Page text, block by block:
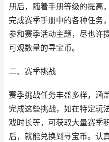
册后，随着手册等级的提高
完成赛季手册中的各种任务
参和赛季活动主题，尽也许
可观数量的寻宝币。
二、赛季挑战
赛季挑战任务丰盛多样，涵
完成这些挑战，如在特定玩
戏时长等，可获取大量赛季
后，就能兑换到寻宝币。认